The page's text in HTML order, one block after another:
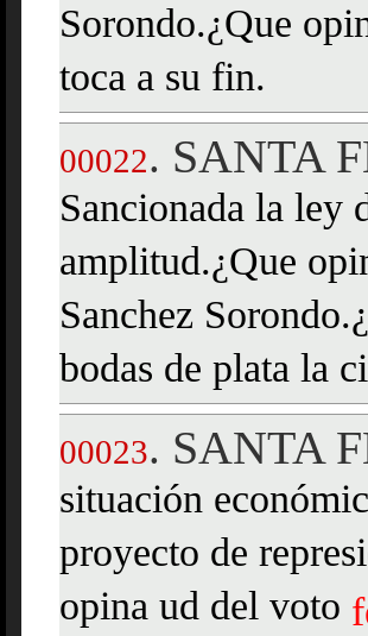
Sorondo.¿Que
toca a su fin.
00022. SANTA
Sancionada la ley
amplitud.¿Que
Sanchez
bodas de plata la
00023. SANTA
situación
proyecto de
opina ud del voto